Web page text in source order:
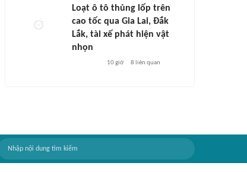
Loạt ô tô thủng lốp trên
cao tốc qua Gia Lai, Đắk
Lắk, tài xế phát hiện vật
nhọn
10 giờ 8 liên quan